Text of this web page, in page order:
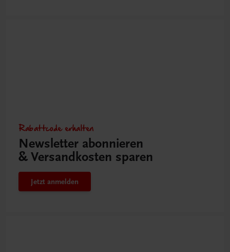
Rabattcode erhalten
Newsletter abonnieren
& Versandkosten sparen
Jetzt anmelden